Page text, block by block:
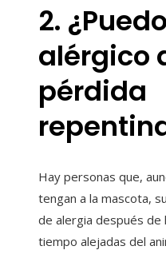
2.
alérgico
pérdida
Hay personas que,
tengan a la mascota,
de alergia después de
tiempo alejadas del